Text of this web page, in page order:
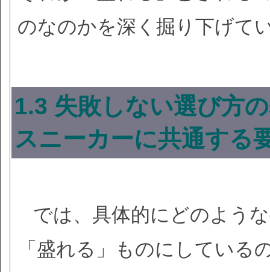
のなのかを深く掘り下げて
1.3 失敗しない選び方
スニーカーに共通する
では、具体的にどのよう
「盛れる」ものにしている